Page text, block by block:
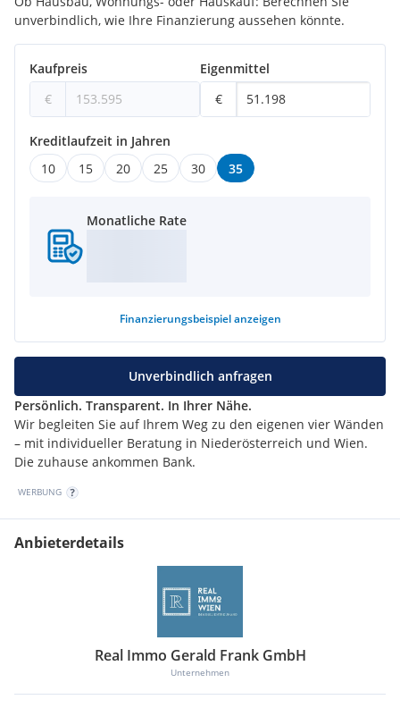
für die tatsächliche Energieeffizienz der angebotenen
Immobilie.
unverbindlich, wie Ihre Finanzierung aussehen könnte.
Kaufpreis
€
Eigenmittel
€
Kreditlaufzeit in Jahren
10
15 20 25 30 35
Monatliche Rate
Finanzierungsbeispiel anzeigen
Persönlich. Transparent. In Ihrer Nähe.
Wir begleiten Sie auf Ihrem Weg zu den eigenen vier Wänden
– mit individueller Beratung in Niederösterreich und Wien.
Die zuhause ankommen Bank.
Unverbindlich anfragen
WERBUNG
Anbieterdetails
Real Immo Gerald Frank GmbH
Unternehmen